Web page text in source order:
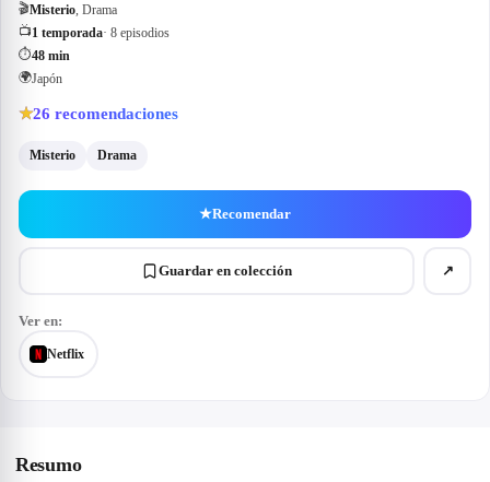
🎬Misterio, Drama
📺1 temporada· 8 episodios
⏱48 min
🌍Japón
★26 recomendaciones
Misterio Drama
★Recomendar
Guardar en colección ↗
Ver en:
Netflix
Resumo